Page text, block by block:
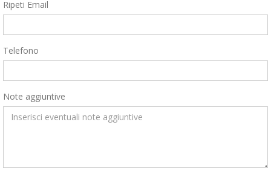
Ripeti Email
Telefono
Note aggiuntive